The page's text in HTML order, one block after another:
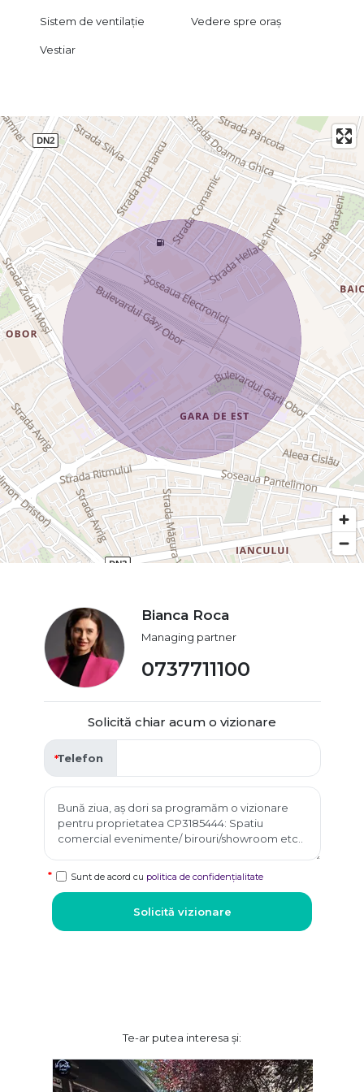
Sistem de ventilație Vedere spre oraș
Vestiar
Bianca Roca
Managing partner
0737711100
Solicită chiar acum o vizionare
Telefon
Sunt de acord cu politica de confidențialitate
Solicită vizionare
Te-ar putea interesa și: